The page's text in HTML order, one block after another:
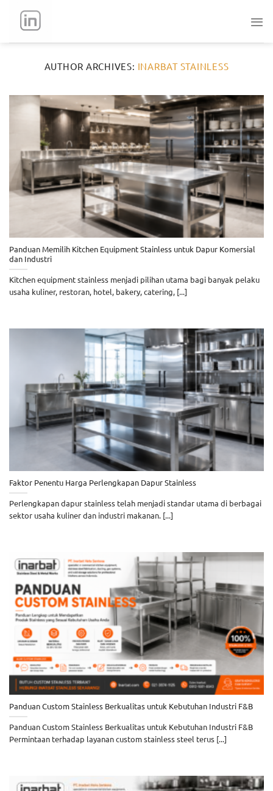
AUTHOR ARCHIVES: INARBAT STAINLESS
Panduan Memilih Kitchen Equipment Stainless untuk Dapur Komersial
dan Industri
Kitchen equipment stainless menjadi pilihan utama bagi banyak pelaku
usaha kuliner, restoran, hotel, bakery, catering, [...]
Faktor Penentu Harga Perlengkapan Dapur Stainless
Perlengkapan dapur stainless telah menjadi standar utama di berbagai
sektor usaha kuliner dan industri makanan. [...]
Panduan Custom Stainless Berkualitas untuk Kebutuhan Industri F&B
Panduan Custom Stainless Berkualitas untuk Kebutuhan Industri F&B
Permintaan terhadap layanan custom stainless steel terus [...]